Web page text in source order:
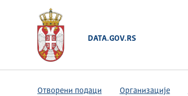
DATA.GOV.RS
Отворени подаци Организације